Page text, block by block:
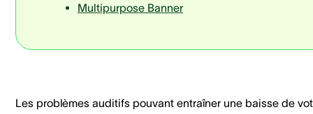
Multipurpose Banner
Les problèmes auditifs pouvant entraîner une baisse de